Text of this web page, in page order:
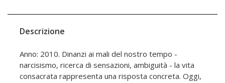
Descrizione
Anno: 2010. Dinanzi ai mali del nostro tempo -
narcisismo, ricerca di sensazioni, ambiguità - la vita
consacrata rappresenta una risposta concreta. Oggi,